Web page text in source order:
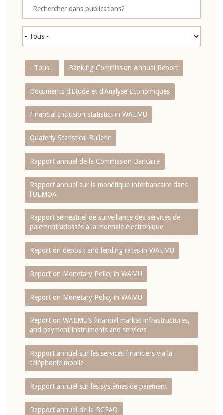
- Tous - Banking Commission Annual Report
Documents d’Etude et d’Analyse Economiques
Financial Inclusion statistics in WAEMU
Quaterly Statistical Bulletin
Rapport annuel de la Commission Bancaire
Rapport annuel sur la monétique interbancaire dans
l'UEMOA
Rapport semestriel de surveillance des services de
paiement adossés à la monnaie électronique
Report on deposit and lending rates in WAEMU
Report on Monetary Policy in WAMU
Report on Monetary Policy in WAMU
Report on WAEMU’s financial market infrastructures,
and payment instruments and services
Rapport annuel sur les services financiers via la
téléphonie mobile
Rapport annuel sur les systèmes de paiement
Rapport annuel de la BCEAO